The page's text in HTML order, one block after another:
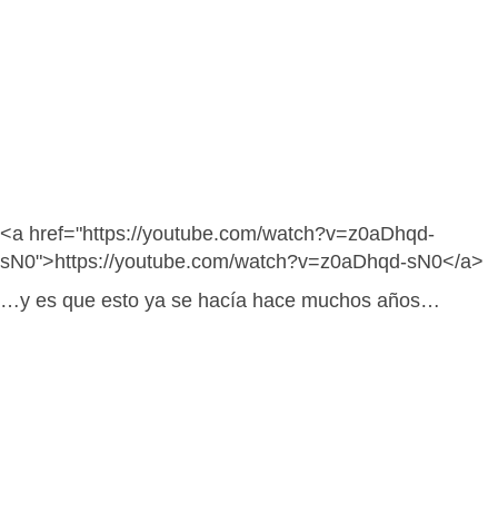
<a href="https://youtube.com/watch?v=z0aDhqd-
sN0">https://youtube.com/watch?v=z0aDhqd-sN0</a>
…y es que esto ya se hacía hace muchos años…